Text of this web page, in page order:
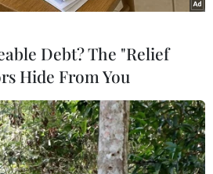
Debt? The "Relief
Hide From You